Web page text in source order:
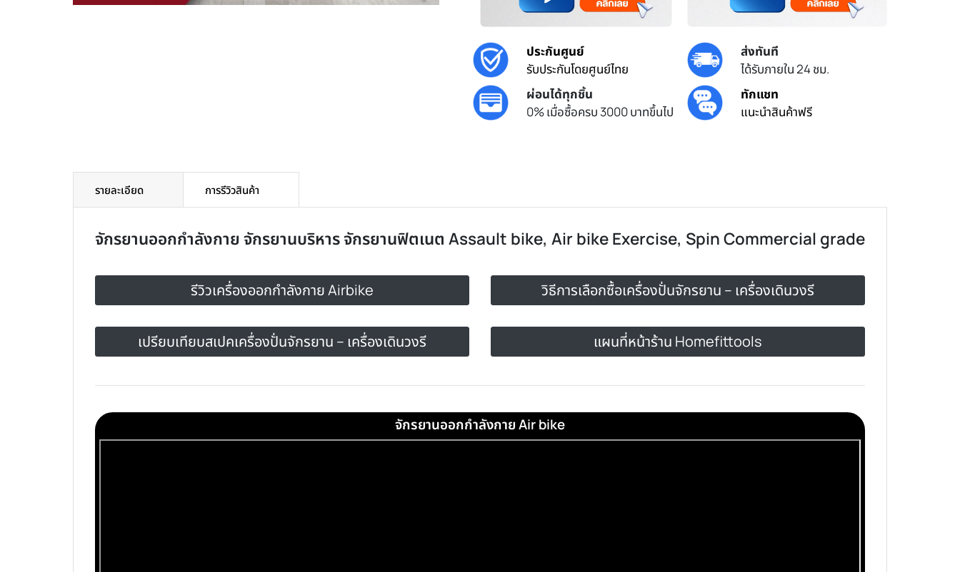
ประกันศูนย์
รับประกันโดยศูนย์ไทย
ส่งทันที
ได้รับภายใน 24 ชม.
ผ่อนได้ทุกชิ้น
0% เมื่อซื้อครบ 3000 บาทขึ้นไป
ทักแชท
แนะนำสินค้าฟรี
รายละเอียด
จักรยานออกกำลังกาย จักรยานบริหาร จักรยานฟิตเนต Assault bike, Air bike Exercise, Spin Commercial grade
รีวิวเครื่องออกกำลังกาย Airbike วิธีการเลือกซื้อเครื่องปั่นจักรยาน – เครื่องเดินวงรี
เปรียบเทียบสเปคเครื่องปั่นจักรยาน – เครื่องเดินวงรี แผนที่หน้าร้าน Homefittools
จักรยานออกกำลังกาย Air bike
การรีวิวสินค้า